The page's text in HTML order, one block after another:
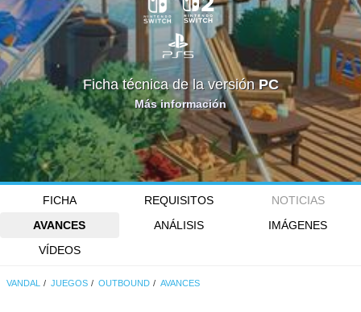
Ficha técnica de la versiónPC
Más información
FICHA REQUISITOS
NOTICIAS
AVANCES
ANÁLISIS
IMÁGENES
VÍDEOS
VANDAL JUEGOS OUTBOUND AVANCES